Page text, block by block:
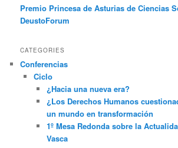
Premio Princesa de Asturias de Ciencias
DeustoForum
CATEGORIES
Conferencias
Ciclo
¿Hacia una nueva era?
¿Los Derechos Humanos
un mundo en transformación
1º Mesa Redonda sobre la
Vasca